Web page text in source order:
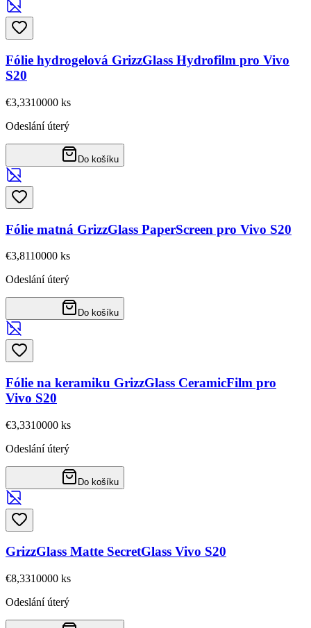
Fólie hydrogelová GrizzGlass Hydrofilm pro Vivo
S20
€3,3310000 ks
Odeslání úterý
Do košíku
Fólie matná GrizzGlass PaperScreen pro Vivo S20
€3,8110000 ks
Odeslání úterý
Do košíku
Fólie na keramiku GrizzGlass CeramicFilm pro
Vivo S20
€3,3310000 ks
Odeslání úterý
Do košíku
GrizzGlass Matte SecretGlass Vivo S20
€8,3310000 ks
Odeslání úterý